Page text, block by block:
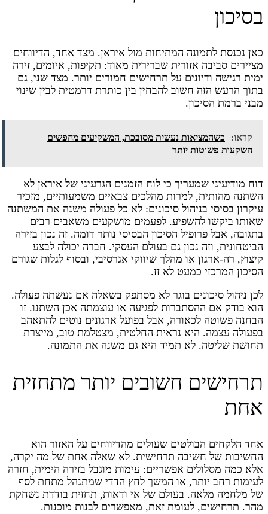
בסיכון
כאן נכנסת לתמונה המתיחות מול איראן. מצד אחד, הדיווחים
מציירים סביבה אזורית שברירית מאוד: תקיפות, איומים, זירה
ימית רגישה ודיונים על תרחישים חמורים יותר. מצד שני, גם
בתוך הרעש הזה חשוב להבחין בין כותרת דרמטית לבין שינוי
מבני ברמת הסיכון.
קראו:
כשהמציאות נעשית מסובכת, המשקיעים מחפשים
השקעות פשוטות יותר
דוח מודיעיני שמעריך כי לוח הזמנים הגרעיני של איראן לא
השתנה מהותית, למרות מהלכים צבאיים משמעותיים, מזכיר
עיקרון בסיסי בניהול סיכונים: לא כל פעולה משנה את המשתנה
שאותו ביקשו להשפיע. לפעמים מושקעים משאבים רבים
בתגובה, אבל פרופיל הסיכון הבסיסי נותר דומה. זה נכון בזירה
הביטחונית, וזה נכון גם בעולם העסקי. חברה יכולה לבצע
קיצוץ, רה-ארגון או מהלך שיווקי אגרסיבי, ובסוף לגלות שגורם
הסיכון המרכזי כמעט לא זז.
לכן ניהול סיכונים בוגר לא מסתפק בשאלה אם נעשתה פעולה.
הוא בודק אם ההסתברות לפגיעה או עוצמתה אכן השתנו. זו
הבחנה פשוטה לכאורה, אבל בפועל ארגונים נוטים להתאהב
בפעולה עצמה. היא נראית החלטית, מצטלמת טוב, מייצרת
תחושת שליטה. לא תמיד היא גם משנה את התמונה.
תרחישים חשובים יותר מתחזית
אחת
אחד הלקחים הבולטים שעולים מהדיווחים על האזור הוא
החשיבות של חשיבה תרחישית. לא שאלה אחת של מה יקרה,
אלא כמה מסלולים אפשריים: עימות מוגבל בזירה הימית, חזרה
לעימות רחב יותר, או המשך לחץ הדדי שמתנהל מתחת לסף
של מלחמה מלאה. בעולם של אי ודאות, תחזית בודדת נשחקת
מהר. תרחישים, לעומת זאת, מאפשרים לבנות מוכנות.